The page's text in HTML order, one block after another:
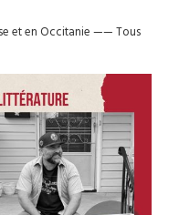
et en Occitanie——Tous